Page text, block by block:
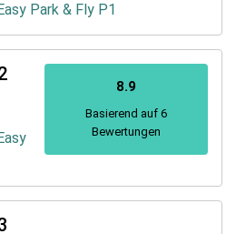
Park & Fly P1
8.9
Basierend auf 6
Bewertungen